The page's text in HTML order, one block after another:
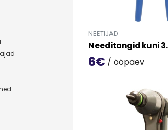
NEETIJAD
Needitangid kuni
6€ / ööpäev